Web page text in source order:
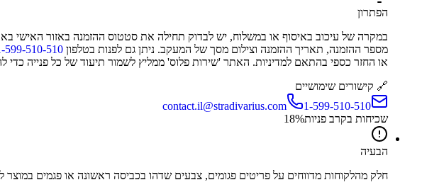
הפתרון
במקרה של עיכוב באיסוף או במשלוח, יש לבדוק תחילה את סטטוס ההזמנה באזור האישי
מספר ההזמנה, תאריך ההזמנה וצילום מסך של המעקב. ניתן גם לפנות בטלפון 599-510-510
או החזר כספי בהתאם למדיניות. האתר 'שירות פלוס' ממליץ לשמור תיעוד של כל פנייה כדי
🔗 קישורים שימושיים
contact.il@stradivarius.com
1-599-510-510
שכיחות בקרב פניות
18%
הבעיה
חלק מהלקוחות מדווחים על פריטים פגומים, צבעים שדהו בכביסה ראשונה או פגמים